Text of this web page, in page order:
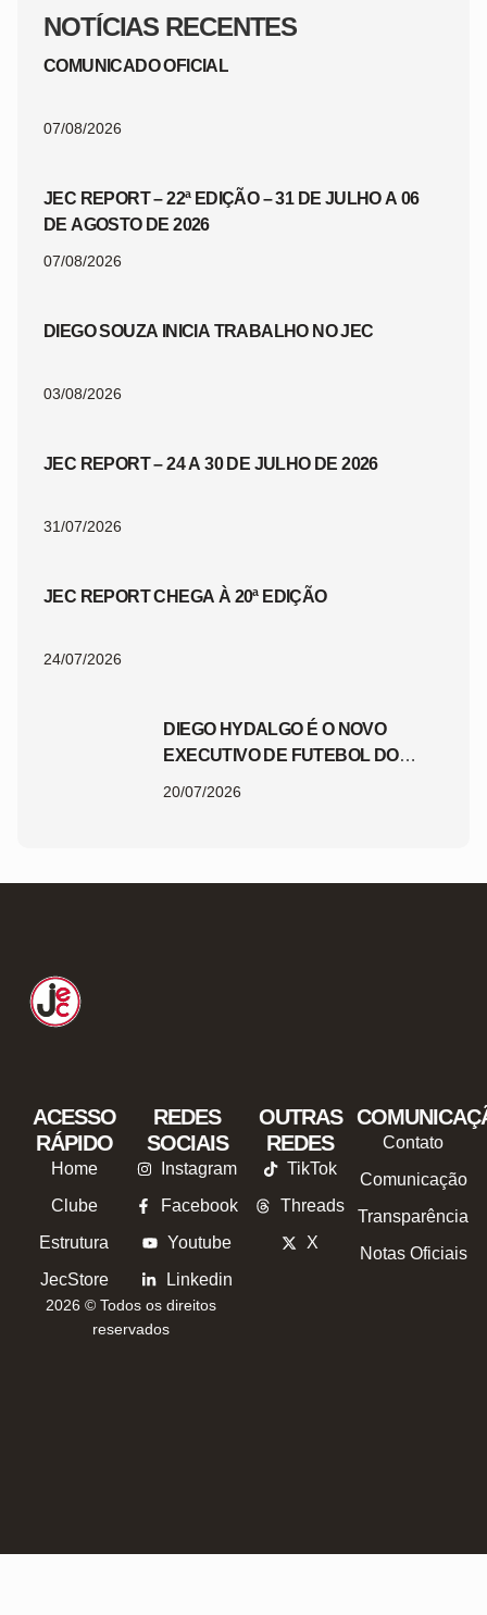
NOTÍCIAS RECENTES
COMUNICADO OFICIAL
07/08/2026
JEC REPORT – 22ª EDIÇÃO – 31 DE JULHO A 06
DE AGOSTO DE 2026
07/08/2026
DIEGO SOUZA INICIA TRABALHO NO JEC
03/08/2026
JEC REPORT – 24 A 30 DE JULHO DE 2026
31/07/2026
JEC REPORT CHEGA À 20ª EDIÇÃO
24/07/2026
DIEGO HYDALGO É O NOVO
EXECUTIVO DE FUTEBOL DO
20/07/2026
ACESSO
RÁPIDO
Home
Clube
Estrutura
JecStore
REDES
SOCIAIS
Instagram
Facebook
Youtube
Linkedin
OUTRAS
REDES
TikTok
Threads
X
Contato
Comunicação
Transparência
Notas Oficiais
2026 © Todos os direitos
reservados